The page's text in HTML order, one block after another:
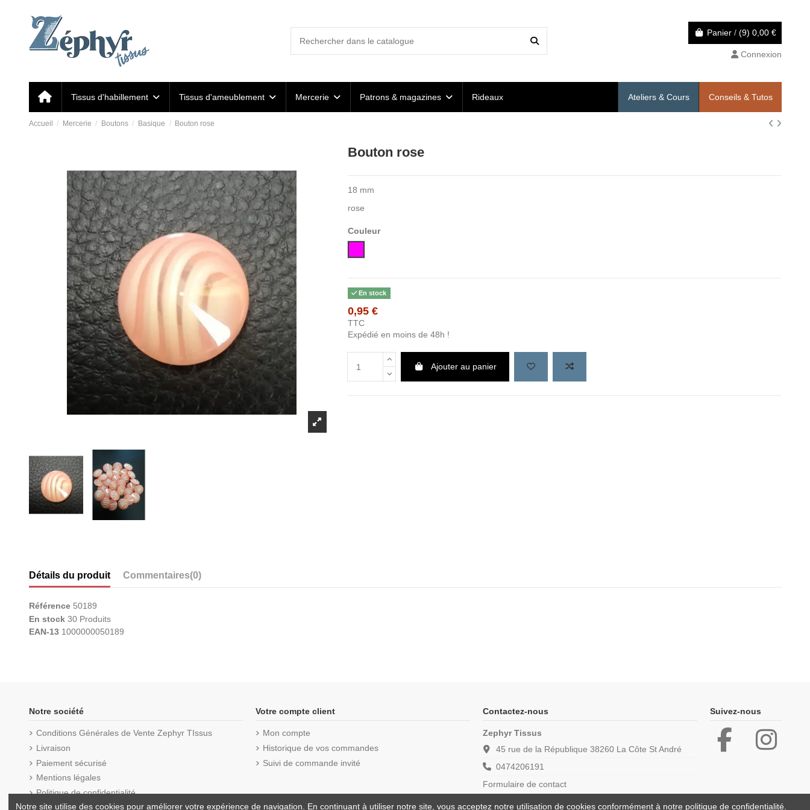
Panier / (9) 0,00 €
Connexion
Tissus d'habillement Tissus d'ameublement Mercerie Patrons & magazines Rideaux Conseils & Tutos
Ateliers & Cours
Accueil Mercerie Boutons Basique Bouton rose
Bouton rose
18 mm
rose
Couleur
En stock
0,95 €
TTC
Expédié en moins de 48h !
Ajouter au panier
Détails du produit Commentaires(0)
Référence 50189
En stock 30 Produits
EAN-13 1000000050189
Notre société
Conditions Générales de Vente Zephyr TIssus
Livraison
Paiement sécurisé
Mentions légales
Politique de confidentialité
Conseils & Tutos
Votre compte client
Mon compte
Historique de vos commandes
Suivi de commande invité
Contactez-nous
Zephyr Tissus
45 rue de la République 38260 La Côte St André
0474206191
Formulaire de contact
Suivez-nous
Notre site utilise des cookies pour améliorer votre expérience de navigation. En continuant à utiliser notre site, vous acceptez notre utilisation de cookies conformément à notre politique de confidentialité.